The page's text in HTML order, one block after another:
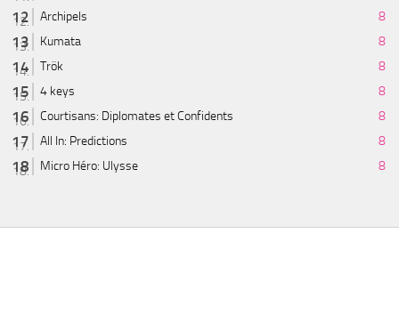
Archipels
8
Kumata
8
Trök
8
4 keys
8
Courtisans: Diplomates et Confidents
8
All In: Predictions
8
Micro Héro: Ulysse
8